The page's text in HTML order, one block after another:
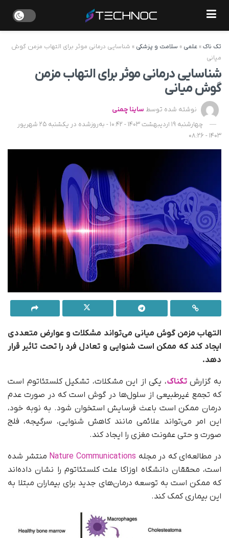
تک ناک» علمی » سلامت و پزشکی » شناسایی درمانی موثر برای التهاب مزمن گوش
میانی
شناسایی درمانی موثر برای التهاب مزمن
گوش میانی
نوشته شده توسط ساینا چمنی
چهارشنبه 19 اردیبهشت 1403 - 10:42 - به‌روزشده در یکشنبه 25 شهریور
1403 - 08:26
التهاب مزمن گوش میانی می‌تواند مشکلات و عوارض متعددی
ایجاد کند که ممکن است شنوایی و تعادل فرد را تحت تاثیر قرار
دهد.
به گزارشتکناک، یکی از این مشکلات، تشکیل کلستئاتوم است
که تجمع غیرطبیعی از سلول‌ها در گوش است که در صورت عدم
درمان ممکن است باعث فرسایش استخوان شود. به نوبه خود،
این امر می‌تواند علائمی مانند کاهش شنوایی، سرگیجه، فلج
صورت و حتی عفونت مغزی را ایجاد کند.
در مطالعه‌ای که در مجله Nature Communications منتشر شده
است، محققان دانشگاه اوزاکا علت کلستئاتوم را نشان داده‌اند
که ممکن است به توسعه درمان‌های جدید برای بیماران مبتلا به
این بیماری کمک کند.